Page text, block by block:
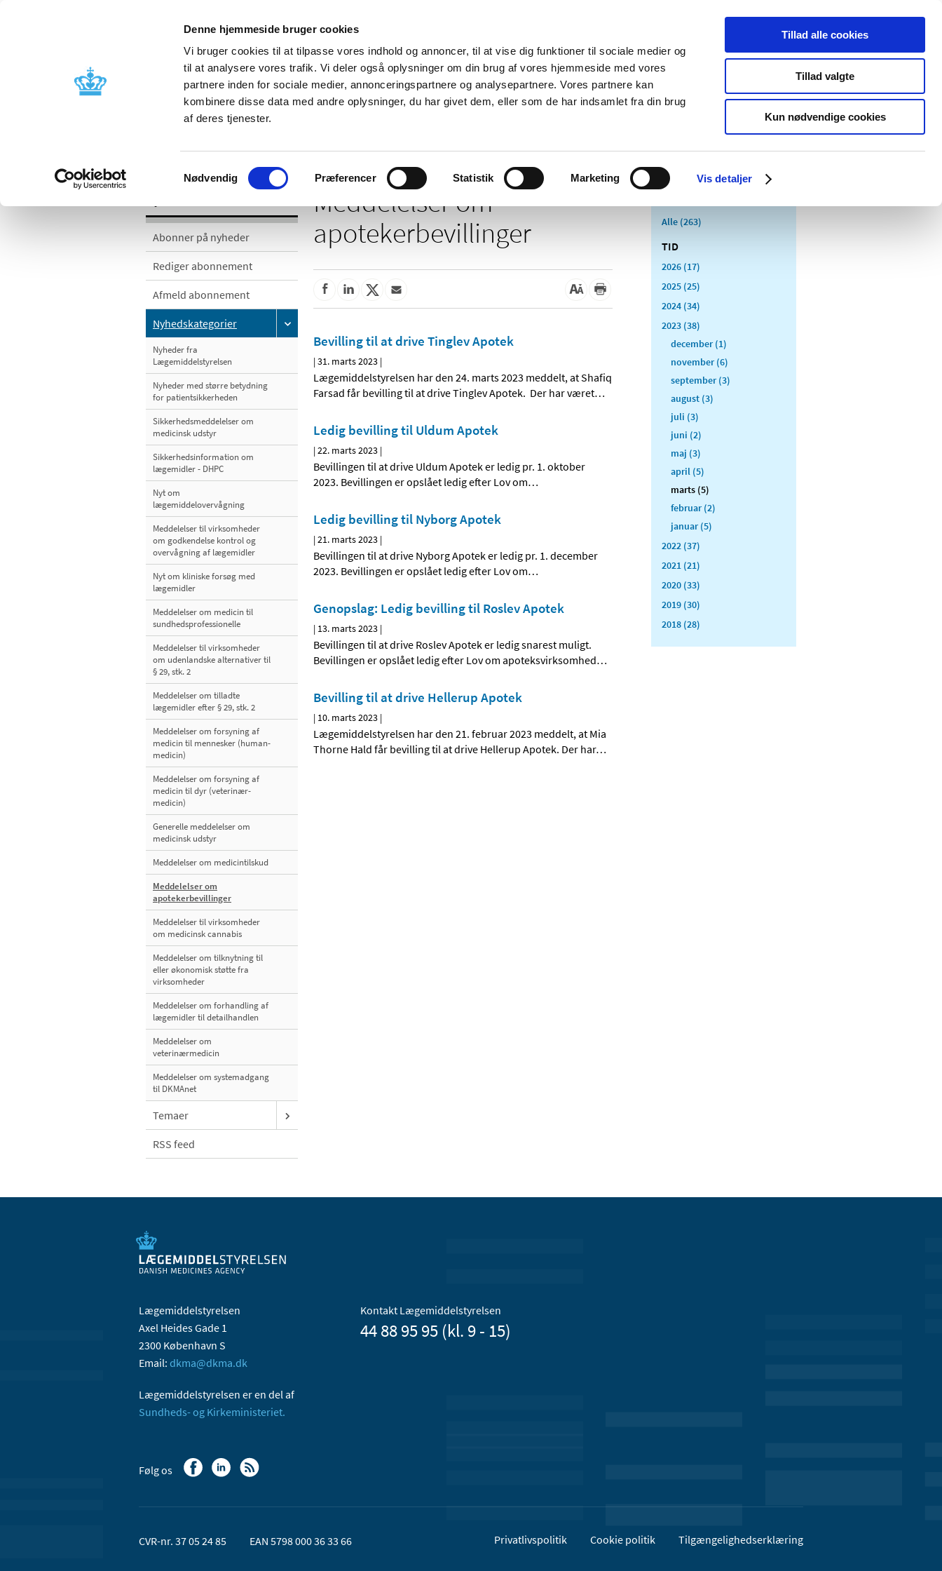
Denne hjemmeside bruger cookies
Vi bruger cookies til at tilpasse vores indhold og annoncer, til at vise dig funktioner til sociale medier og
til at analysere vores trafik. Vi deler også oplysninger om din brug af vores hjemmeside med vores
partnere inden for sociale medier, annonceringspartnere og analysepartnere. Vores partnere kan
kombinere disse data med andre oplysninger, du har givet dem, eller som de har indsamlet fra din brug
af deres tjenester.
Samtykkevalg
Nødvendig Præferencer Statistik Marketing Vis detaljer
Tillad alle cookies
Tillad valgte
Kun nødvendige cookies
Nyheder Om os Kontakt Udgivelser
Godkendelse og
Bivirkninger og
produktinformation
Tilskud og
Apoteker og salg af
Medicinsk
Særlige
produktområder
Abonner på nyheder
Rediger abonnement
Afmeld abonnement
Nyhedskategorier
Nyheder fra
Lægemiddelstyrelsen
Nyheder med større betydning
for patientsikkerheden
Sikkerhedsmeddelelser om
medicinsk udstyr
Sikkerhedsinformation om
lægemidler - DHPC
Nyt om
lægemiddelovervågning
Meddelelser til virksomheder
om godkendelse kontrol og
overvågning af lægemidler
Nyt om kliniske forsøg med
lægemidler
Meddelelser om medicin til
sundhedsprofessionelle
Meddelelser til virksomheder
om udenlandske alternativer til
§ 29, stk. 2
Meddelelser om tilladte
lægemidler efter § 29, stk. 2
Meddelelser om forsyning af
medicin til mennesker (human-
medicin)
Meddelelser om forsyning af
medicin til dyr (veterinær-
medicin)
Generelle meddelelser om
medicinsk udstyr
Meddelelser om medicintilskud
Meddelelser om
apotekerbevillinger
Meddelelser til virksomheder
om medicinsk cannabis
Meddelelser om tilknytning til
eller økonomisk støtte fra
virksomheder
Meddelelser om forhandling af
lægemidler til detailhandlen
Meddelelser om
veterinærmedicin
Meddelelser om systemadgang
til DKMAnet
Temaer
RSS feed
Meddelelser om
apotekerbevillinger
Bevilling til at drive Tinglev Apotek
|31. marts 2023 |
Lægemiddelstyrelsen har den 24. marts 2023 meddelt, at Shafiq
Farsad får bevilling til at drive Tinglev Apotek. Der har været…
Ledig bevilling til Uldum Apotek
|22. marts 2023 |
Bevillingen til at drive Uldum Apotek er ledig pr. 1. oktober
2023. Bevillingen er opslået ledig efter Lov om…
Ledig bevilling til Nyborg Apotek
|21. marts 2023 |
Bevillingen til at drive Nyborg Apotek er ledig pr. 1. december
2023. Bevillingen er opslået ledig efter Lov om…
Genopslag: Ledig bevilling til Roslev Apotek
| 13. marts 2023 |
Bevillingen til at drive Roslev Apotek er ledig snarest muligt.
Bevillingen er opslået ledig efter Lov om apoteksvirksomhed…
Bevilling til at drive Hellerup Apotek
| 10. marts 2023 |
Lægemiddelstyrelsen har den 21. februar 2023 meddelt, at Mia
Thorne Hald får bevilling til at drive Hellerup Apotek. Der har…
Alle (263)
TID
2026 (17)
2025 (25)
2024 (34)
2023 (38)
december (1)
november (6)
september (3)
august (3)
juli (3)
juni (2)
maj (3)
april (5)
marts (5)
februar (2)
januar (5)
2022 (37)
2021 (21)
2020 (33)
2019 (30)
2018 (28)
Lægemiddelstyrelsen
Axel Heides Gade 1
2300 København S
Email: dkma@dkma.dk
Lægemiddelstyrelsen er en del af
Sundheds- og Kirkeministeriet.
Kontakt Lægemiddelstyrelsen
44 88 95 95 (kl. 9 - 15)
Følg os
CVR-nr. 37 05 24 85 EAN 5798 000 36 33 66 Privatlivspolitik Cookie politik Tilgængelighedserklæring